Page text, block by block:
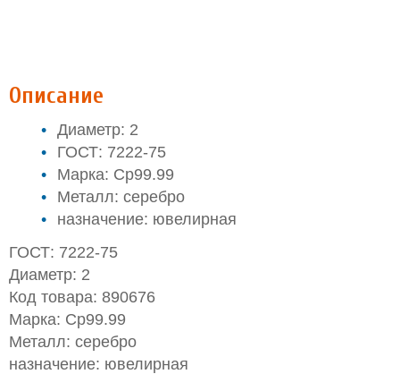
Описание
Диаметр: 2
ГОСТ: 7222-75
Марка: Ср99.99
Металл: серебро
назначение: ювелирная
ГОСТ: 7222-75
Диаметр: 2
Код товара: 890676
Марка: Ср99.99
Металл: серебро
назначение: ювелирная